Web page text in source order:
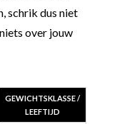
schrik dus niet
over jouw
GEWICHTSKLASSE /
LEEFTIJD